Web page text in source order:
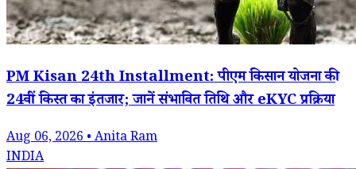
PM Kisan 24th Installment: पीएम किसान योजना की
24वीं किस्त का इंतजार; जानें संभावित तिथि और eKYC प्रक्रिया
Aug 06, 2026 • Anita Ram
INDIA